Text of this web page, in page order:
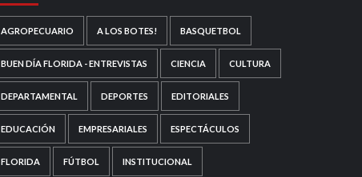
AGROPECUARIO A LOS BOTES! BASQUETBOL
BUEN DÍA FLORIDA - ENTREVISTAS CIENCIA CULTURA
DEPARTAMENTAL DEPORTES EDITORIALES
EDUCACIÓN EMPRESARIALES ESPECTÁCULOS
FLORIDA FÚTBOL INSTITUCIONAL